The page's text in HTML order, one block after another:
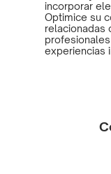
incorporar
Optimice su
relacionadas
experiencias